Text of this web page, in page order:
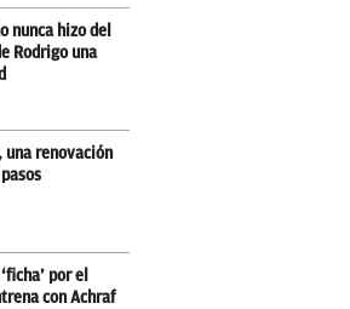
nunca hizo del
Rodrigo una
una renovación
por el
con Achraf